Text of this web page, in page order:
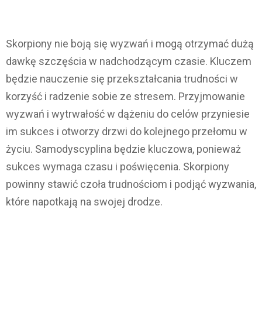
Skorpiony nie boją się wyzwań i mogą otrzymać dużą
dawkę szczęścia w nadchodzącym czasie. Kluczem
będzie nauczenie się przekształcania trudności w
korzyść i radzenie sobie ze stresem. Przyjmowanie
wyzwań i wytrwałość w dążeniu do celów przyniesie
im sukces i otworzy drzwi do kolejnego przełomu w
życiu. Samodyscyplina będzie kluczowa, ponieważ
sukces wymaga czasu i poświęcenia. Skorpiony
powinny stawić czoła trudnościom i podjąć wyzwania,
które napotkają na swojej drodze.